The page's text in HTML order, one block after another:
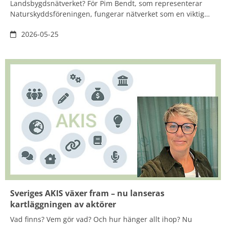
Landsbygdsnätverket? För Pim Bendt, som representerar
Naturskyddsföreningen, fungerar nätverket som en viktig
näringsverksamhet kan mötas på lika villkor för att utveckla
2026-05-25
Sveriges AKIS växer fram – nu lanseras
kartläggningen av aktörer
Vad finns? Vem gör vad? Och hur hänger allt ihop? Nu